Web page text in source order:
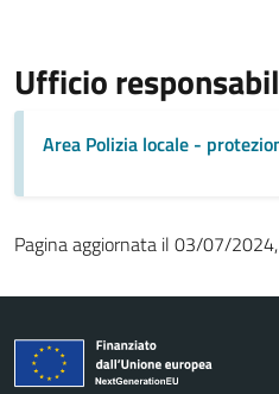
Ufficio
Area Polizia locale -
Pagina aggiornata il 03/07/